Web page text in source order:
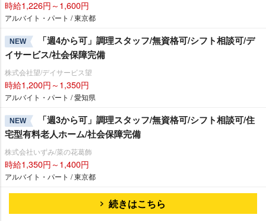
時給1,226円～1,600円
アルバイト・パート / 東京都
NEW
「週4から可」調理スタッフ/無資格可/シフト相談可/デ
イサービス/社会保障完備
株式会社望/デイサービス望
時給1,200円～1,350円
アルバイト・パート / 愛知県
NEW
「週3から可」調理スタッフ/無資格可/シフト相談可/住
宅型有料老人ホーム/社会保障完備
株式会社いずみ/菜の花葛飾
時給1,350円～1,400円
アルバイト・パート / 東京都
続きはこちら